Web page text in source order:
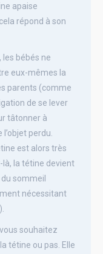
apaise
répond à son
les bébés ne
eux-mêmes la
parents (comme
de se lever
tâtonner à
perdu.
est alors très
la tétine devient
sommeil
nécessitant
souhaitez
tétine ou pas. Elle